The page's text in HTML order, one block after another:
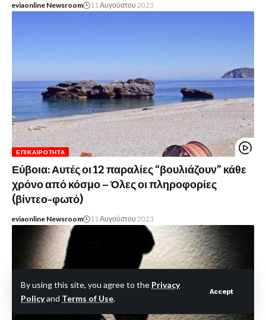
By using this site, you agree to the Privacy
Policyand Terms of Use.
Accept
eviaonline Newsroom 11 Αυγούστου 2023
ΕΠΙΚΑΙΡΌΤΗΤΑ
Εύβοια: Αυτές οι 12 παραλίες “βουλιάζουν” κάθε
χρόνο από κόσμο – Όλες οι πληροφορίες
(βίντεο-φωτό)
eviaonline Newsroom 11 Αυγούστου 2023